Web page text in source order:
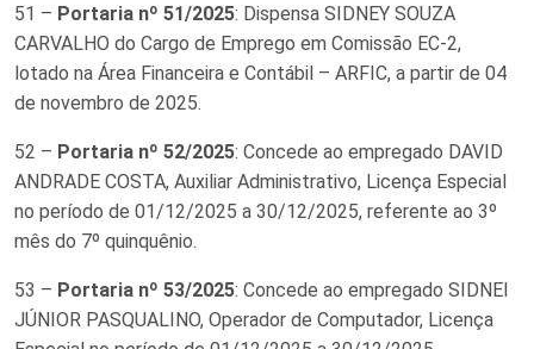
51 – Portaria nº 51/2025: Dispensa SIDNEY SOUZA
CARVALHO do Cargo de Emprego em Comissão EC-2,
lotado na Área Financeira e Contábil – ARFIC, a partir de 04
de novembro de 2025.
52 – Portaria nº 52/2025: Concede ao empregado DAVID
ANDRADE COSTA, Auxiliar Administrativo, Licença Especial
no período de 01/12/2025 a 30/12/2025, referente ao 3º
mês do 7º quinquênio.
53 – Portaria nº 53/2025: Concede ao empregado SIDNEI
JÚNIOR PASQUALINO, Operador de Computador, Licença